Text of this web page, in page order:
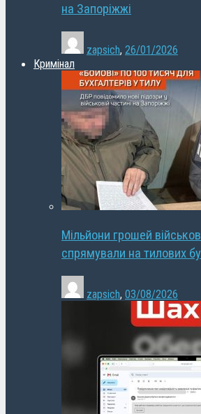
на Запоріжжі
zapsich, 26/01/2026
Кримінал
Мільйони грошей
спрямували на тилових
zapsich, 03/08/2026